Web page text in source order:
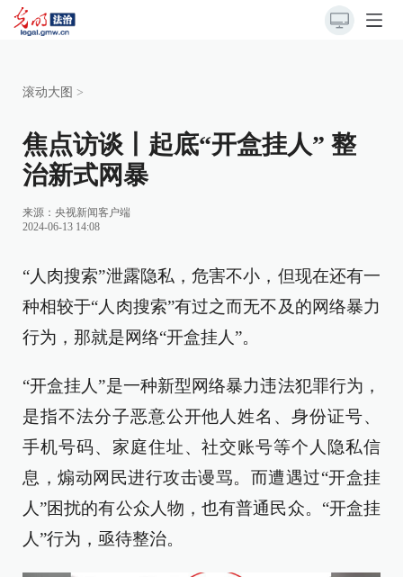
滚动大图 >
焦点访谈丨起底“开盒挂人” 整
治新式网暴
来源： 央视新闻客户端
2024-06-13 14:08
“人肉搜索”泄露隐私，危害不小，但现在还有一
种相较于“人肉搜索”有过之而无不及的网络暴力
行为，那就是网络“开盒挂人”。
“开盒挂人”是一种新型网络暴力违法犯罪行为，
是指不法分子恶意公开他人姓名、身份证号、
手机号码、家庭住址、社交账号等个人隐私信
息，煽动网民进行攻击谩骂。而遭遇过“开盒挂
人”困扰的有公众人物，也有普通民众。“开盒挂
人”行为，亟待整治。